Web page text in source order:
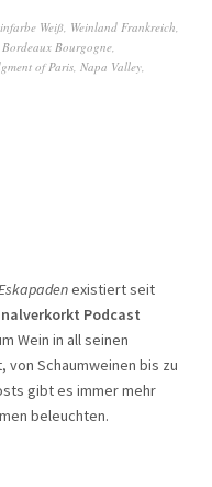
Weiß, Weinland Frankreich,
Bourgogne,
of Paris, Napa Valley,
existiert seit
Podcast
Wein in all seinen
Schaumweinen bis zu
gibt es immer mehr
beleuchten.